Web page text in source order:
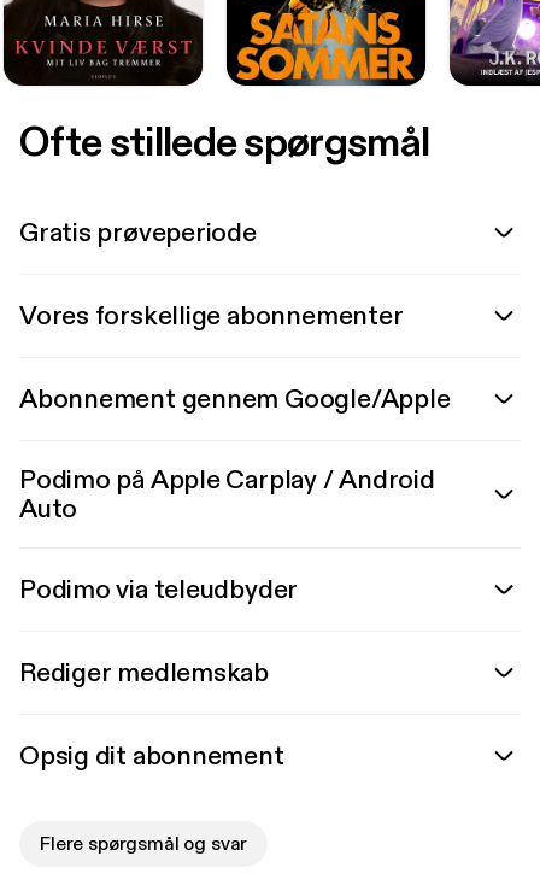
Ofte stillede spørgsmål
Gratis prøveperiode
Vores forskellige abonnementer
Abonnement gennem Google/Apple
Podimo på Apple Carplay / Android
Auto
Podimo via teleudbyder
Rediger medlemskab
Opsig dit abonnement
Flere spørgsmål og svar